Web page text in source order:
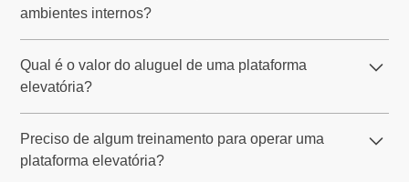
ambientes internos?
elétricas, como as do tipo tesoura, que são ideais para
ambientes internos. Esses modelos operam de forma
silenciosa e limpa, sendo perfeitos para locais fechados,
como galpões, centros de distribuição e áreas
industriais.
Qual é o valor do aluguel de uma plataforma
elevatória?
varia conforme o modelo, altura de trabalho, tipo de
energia (elétrica, diesel ou híbrida), duração do contrato
Preciso de algum treinamento para operar uma
plataforma elevatória?